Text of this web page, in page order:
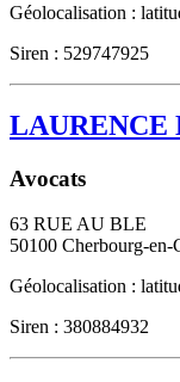
Géolocalisation :
Siren : 529747925
LAURENCE
Avocats
63 RUE AU BLE
50100 Cherbourg-en-
Géolocalisation :
Siren : 380884932